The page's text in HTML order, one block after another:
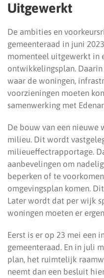
Uitgewerkt
De ambities en
gemeenteraad in juni
momenteel uitgewerkt in
ontwikkelingsplan.
waar de woningen,
voorzieningen moeten
samenwerking met
De bouw van een
milieu. Dit wordt
milieueffectrapportage.
aanbevelingen om
beperken of te
omgevingsplan komen.
Later wordt dat per wijk
woningen moeten er
Eerst is er op 23 mei een
gemeenteraad. En in juli
plan, het ruimtelijk
neemt dan een besluit